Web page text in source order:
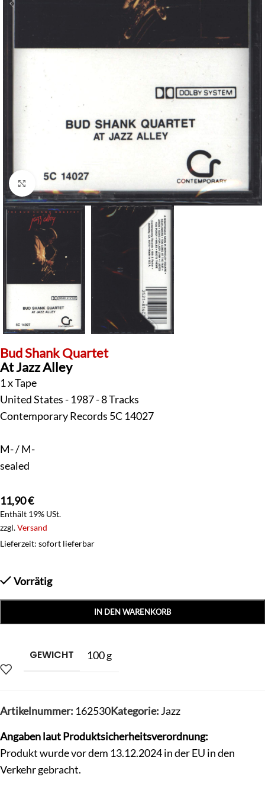
Klick zum Vergrößern
Bud Shank Quartet
At Jazz Alley
1 x Tape
United States - 1987 - 8 Tracks
Contemporary Records 5C 14027
M- / M-
sealed
11,90€
Enthält 19% USt.
zzgl.Versand
Lieferzeit: sofort lieferbar
Vorrätig
IN DEN WARENKORB
GEWICHT 100 g
Artikelnummer: 162530Kategorie: Jazz
Angaben laut Produktsicherheitsverordnung:
Produkt wurde vor dem 13.12.2024 in der EU in den
Verkehr gebracht.